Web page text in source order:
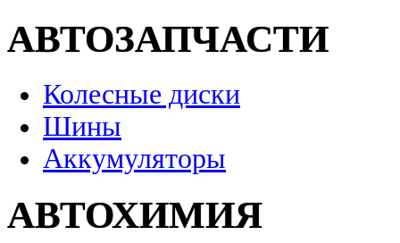
АВТОЗАПЧАСТИ
Колесные диски
Шины
Аккумуляторы
АВТОХИМИЯ